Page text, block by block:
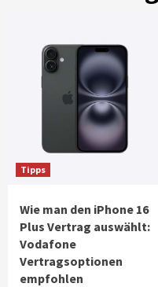
Tipps
Wie man den iPhone 16
Plus Vertrag auswählt:
Vodafone
Vertragsoptionen
empfohlen